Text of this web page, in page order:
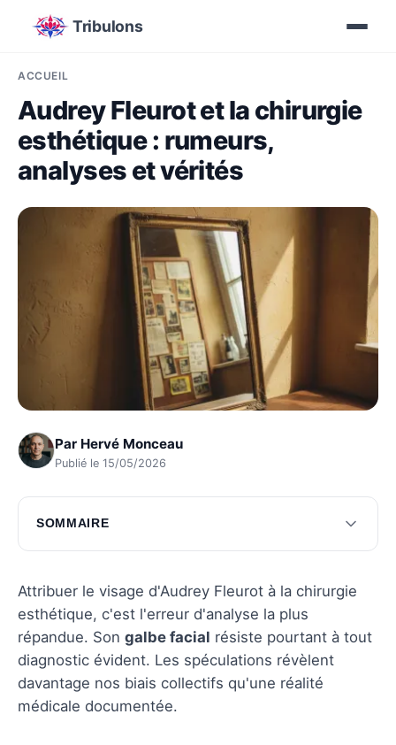
Tribulons
ACCUEIL
Audrey Fleurot et la chirurgie
esthétique : rumeurs,
analyses et vérités
Par Hervé Monceau
Publié le 15/05/2026
SOMMAIRE
L'avis du public sur Audrey Fleurot
Vérités et spéculations autour des rumeurs
Questions fréquentes
Attribuer le visage d'Audrey Fleurot à la chirurgie
esthétique, c'est l'erreur d'analyse la plus
répandue. Son galbe facial résiste pourtant à tout
diagnostic évident. Les spéculations révèlent
davantage nos biais collectifs qu'une réalité
médicale documentée.